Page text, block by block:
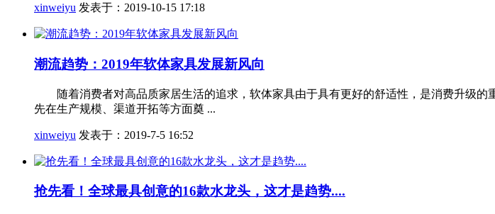
xinweiyu 发表于：2019-10-15 17:18
潮流趋势：2019年软体家具发展新风向
随着消费者对高品质家居生活的追求，软体家具由于具有更好的舒适性，是消费升级的
先在生产规模、渠道开拓等方面奠 ...
xinweiyu 发表于：2019-7-5 16:52
抢先看！全球最具创意的16款水龙头，这才是趋势....